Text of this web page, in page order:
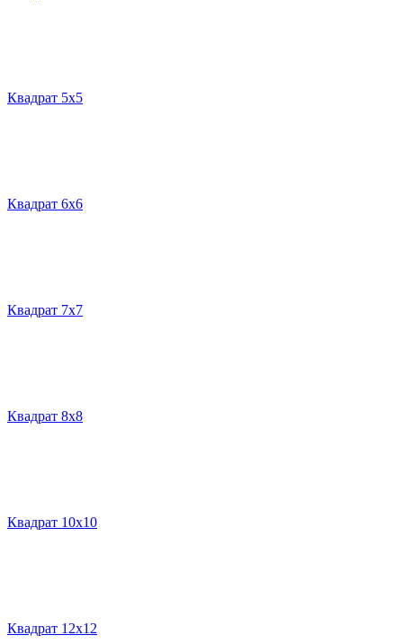
Квадрат 5х5
Квадрат 6х6
Квадрат 7х7
Квадрат 8х8
Квадрат 10х10
Квадрат 12х12